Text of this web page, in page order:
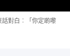
對白︰「你定啲嚟